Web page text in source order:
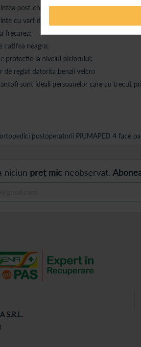
post-chirurgicala inveleste piciorul si
cu varf decupat/ deschis
frecarea;
catifea neagra;
protectie la nivelul piciorului;
de reglat datorita benzii velcro
sunt ideali persoanelor care au trecut
postoperatorii PIUMAPED 4 face
niciun preț mic neobservat.
S.R.L.